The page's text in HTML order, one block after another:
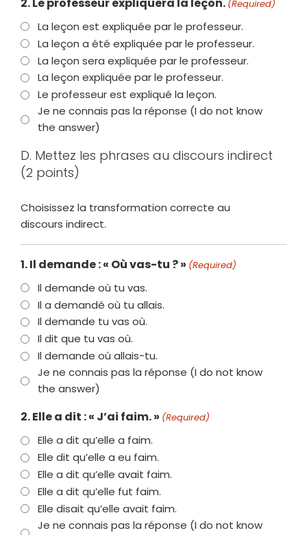
(Required)
La leçon est expliquée par le professeur.
La leçon a été expliquée par le professeur.
La leçon sera expliquée par le professeur.
La leçon expliquée par le professeur.
Le professeur est expliqué la leçon.
Je ne connais pas la réponse (I do not know
the answer)
D. Mettez les phrases au discours indirect
(2 points)
Choisissez la transformation correcte au
discours indirect.
1. Il demande : « Où vas-tu ? » (Required)
Il demande où tu vas.
Il a demandé où tu allais.
Il demande tu vas où.
Il dit que tu vas où.
Il demande où allais-tu.
Je ne connais pas la réponse (I do not know
the answer)
2. Elle a dit : « J’ai faim. » (Required)
Elle a dit qu’elle a faim.
Elle dit qu’elle a eu faim.
Elle a dit qu’elle avait faim.
Elle a dit qu’elle fut faim.
Elle disait qu’elle avait faim.
Je ne connais pas la réponse (I do not know